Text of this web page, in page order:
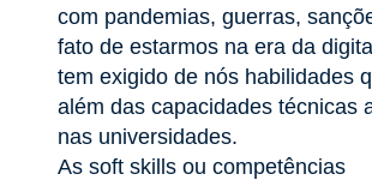
com pandemias, guerras,
fato de estarmos na era da
tem exigido de nós habilidades
além das capacidades técnicas
nas universidades.
As soft skills ou competências